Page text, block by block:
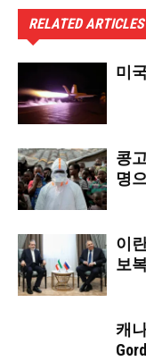
RELATED ARTICLES
미
콩
명
이
보
캐